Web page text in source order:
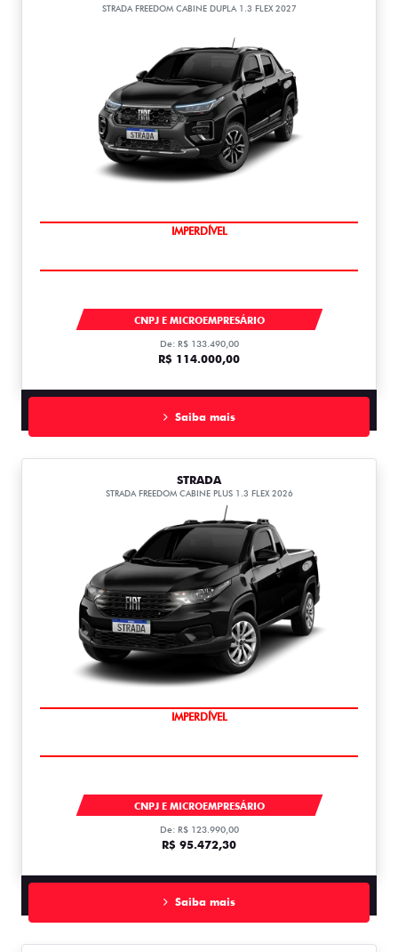
STRADA FREEDOM CABINE DUPLA 1.3 FLEX 2027
IMPERDÍVEL
CNPJ E MICROEMPRESÁRIO
De: R$ 133.490,00
R$ 114.000,00
Saiba mais
STRADA
STRADA FREEDOM CABINE PLUS 1.3 FLEX 2026
IMPERDÍVEL
CNPJ E MICROEMPRESÁRIO
De: R$ 123.990,00
R$ 95.472,30
Saiba mais